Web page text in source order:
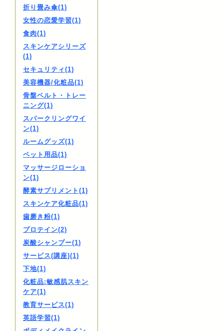
折り畳み傘(1)
女性の恋愛学習(1)
食肉(1)
スキンケアシリーズ
(1)
セキュリティ(1)
美容機器/化粧品(1)
骨盤ベルト・トレー
ニング(1)
スパークリングワイ
ン(1)
ルームグッズ(1)
ペット用品(1)
マッサージローショ
ン(1)
酵素サプリメント(1)
スキンケア化粧品(1)
歯磨き粉(1)
プロテイン(2)
炭酸シャンプー(1)
サービス(講座)(1)
下地(1)
化粧品:敏感肌スキン
ケア(1)
教育サービス(1)
英語学習(1)